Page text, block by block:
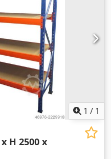
koleksiyon için
herhangi bir nakliye
kapsamına bağlı
ek maliyetlerle
1 / 1
H 2500 x